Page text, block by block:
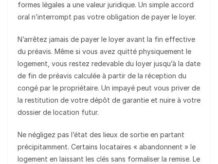
formes légales a une valeur juridique. Un simple accord
oral n’interrompt pas votre obligation de payer le loyer.
N’arrêtez jamais de payer le loyer avant la fin effective
du préavis. Même si vous avez quitté physiquement le
logement, vous restez redevable du loyer jusqu’à la date
de fin de préavis calculée à partir de la réception du
congé par le propriétaire. Un impayé peut vous priver de
la restitution de votre dépôt de garantie et nuire à votre
dossier de location futur.
Ne négligez pas l’état des lieux de sortie en partant
précipitamment. Certains locataires « abandonnent » le
logement en laissant les clés sans formaliser la remise. Le